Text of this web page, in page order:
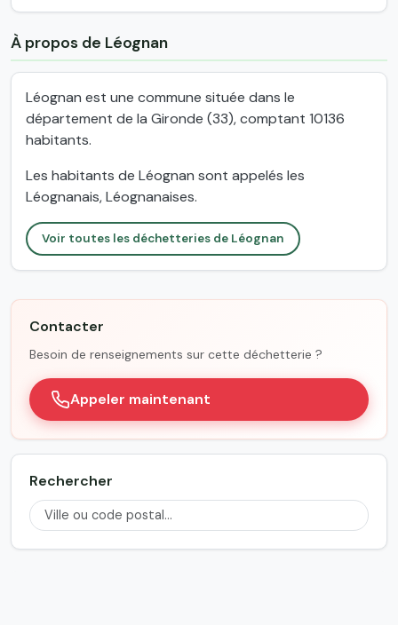
À propos de Léognan
Léognan est une commune située dans le
département de la Gironde (33), comptant 10136
habitants.
Les habitants de Léognan sont appelés les
Léognanais, Léognanaises.
Voir toutes les déchetteries de Léognan
Contacter
Besoin de renseignements sur cette déchetterie ?
Appeler maintenant
Rechercher